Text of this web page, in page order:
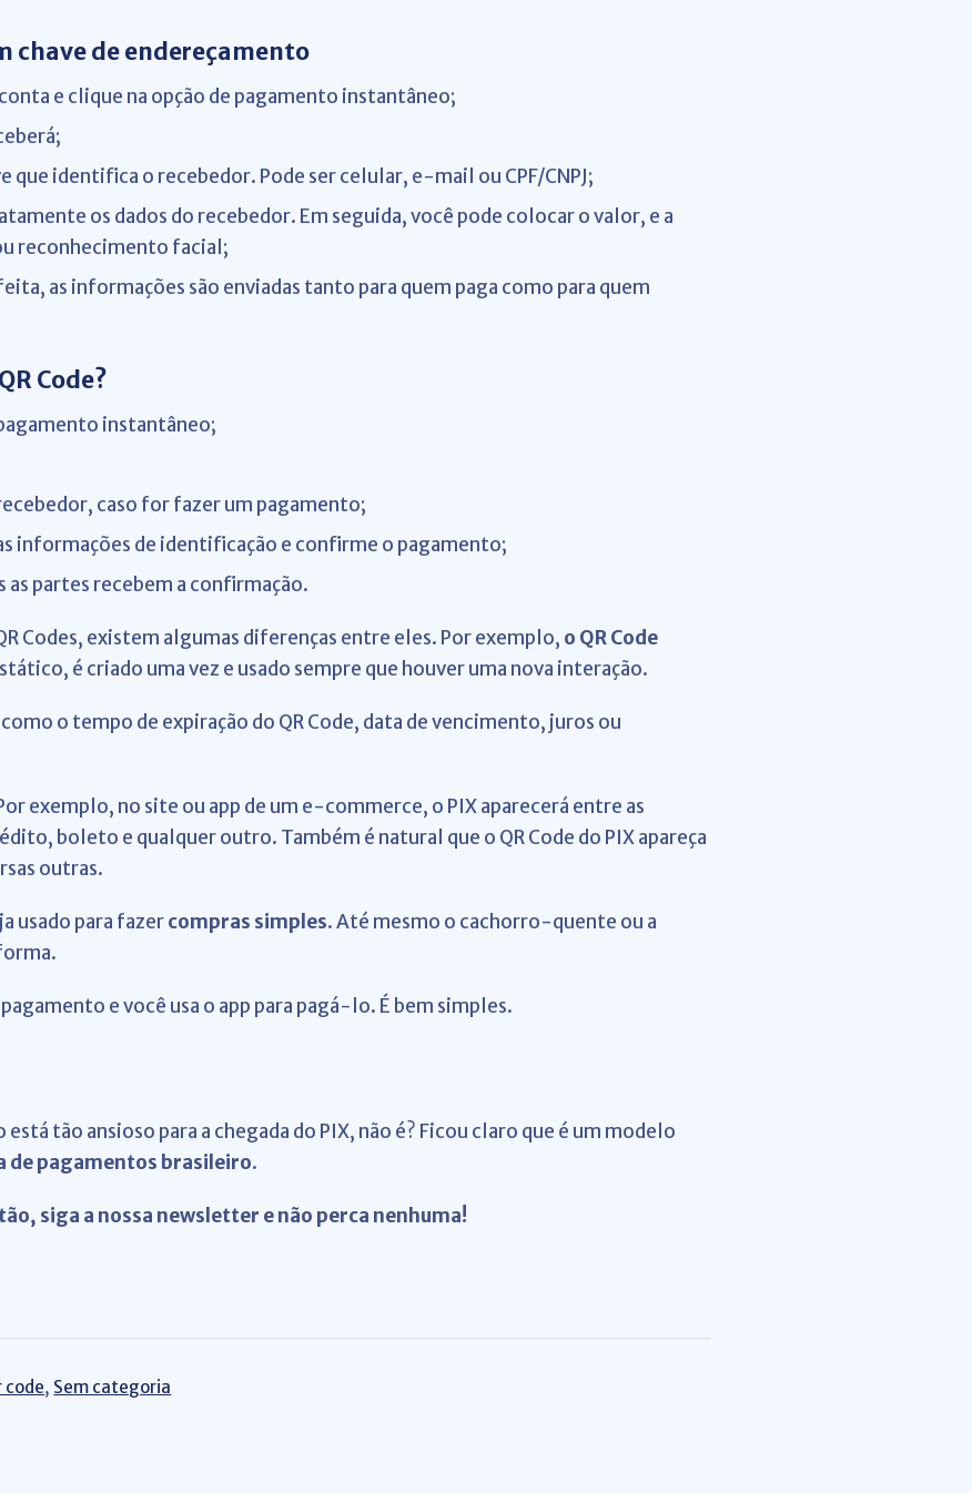
chave de endereçamento
e clique na opção de pagamento instantâneo;
identifica o recebedor. Pode ser celular, e-mail ou CPF/CNPJ;
os dados do recebedor. Em seguida, você pode colocar o valor, e a
reconhecimento facial;
as informações são enviadas tanto para quem paga como para quem
Code?
instantâneo;
caso for fazer um pagamento;
informações de identificação e confirme o pagamento;
as partes recebem a confirmação.
Codes, existem algumas diferenças entre eles. Por exemplo, o QR Code
é criado uma vez e usado sempre que houver uma nova interação.
como o tempo de expiração do QR Code, data de vencimento, juros ou
exemplo, no site ou app de um e-commerce, o PIX aparecerá entre as
boleto e qualquer outro. Também é natural que o QR Code do PIX apareça
outras.
usado para fazercompras simples. Até mesmo o cachorro-quente ou a
e você usa o app para pagá-lo. É bem simples.
tão ansioso para a chegada do PIX, não é? Ficou claro que é um modelo
de pagamentos brasileiro.
siga a nossa newsletter e não perca nenhuma!
code, Sem categoria